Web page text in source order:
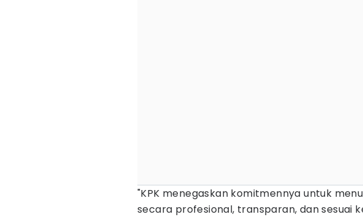
"KPK menegaskan komitmennya untuk
secara profesional, transparan, dan sesuai